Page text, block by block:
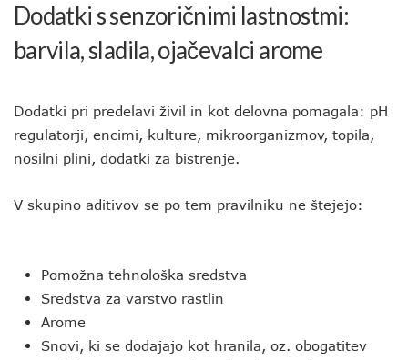
Dodatki s senzoričnimi lastnostmi:
barvila, sladila, ojačevalci arome
Dodatki pri predelavi živil in kot delovna pomagala: pH
regulatorji, encimi, kulture, mikroorganizmov, topila,
nosilni plini, dodatki za bistrenje.
V skupino aditivov se po tem pravilniku ne štejejo:
Pomožna tehnološka sredstva
Sredstva za varstvo rastlin
Arome
Snovi, ki se dodajajo kot hranila, oz. obogatitev